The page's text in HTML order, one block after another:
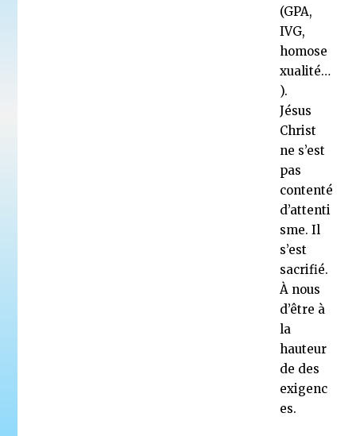
(GPA,
IVG,
homose
xualité…
).
Jésus
Christ
ne s’est
pas
contenté
d’attenti
sme. Il
s’est
sacrifié.
À nous
d’être à
la
hauteur
de des
exigenc
es.